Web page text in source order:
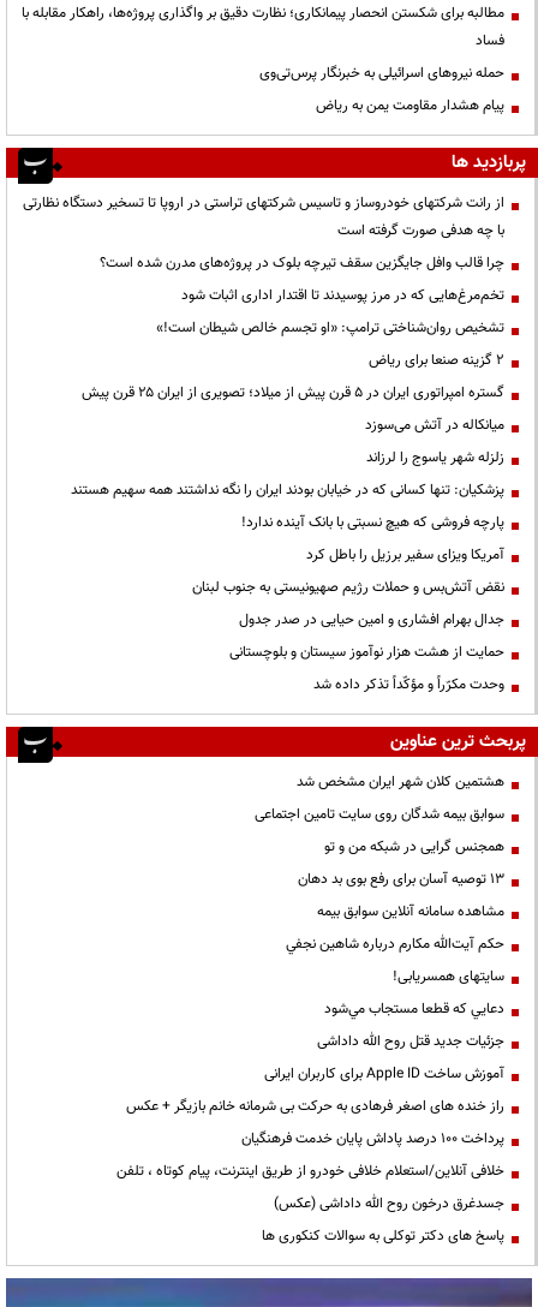
مطالبه برای شکستن انحصار پیمانکاری؛ نظارت دقیق بر واگذاری پروژه‌ها، راهکار مقابله با
فساد
حمله نیروهای اسرائیلی به خبرنگار پرس‌تی‌وی
پیام هشدار مقاومت یمن به ریاض
پربازدید ها
از رانت‌ شرکتهای خودروساز و تاسیس شرکتهای تراستی در اروپا تا تسخیر دستگاه نظارتی
با چه هدفی صورت گرفته است
چرا قالب وافل جایگزین سقف تیرچه بلوک در پروژه‌های مدرن شده است؟
تخم‌مرغ‌هایی که در مرز پوسیدند تا اقتدار اداری اثبات شود
تشخیص روان‌شناختی ترامپ: «او تجسم خالص شیطان است!»
۲ گزینه صنعا برای ریاض
گستره امپراتوری ایران در ۵ قرن پیش از میلاد؛ تصویری از ایران ۲۵ قرن پیش
میانکاله در آتش می‌سوزد
زلزله شهر یاسوج را لرزاند
پزشکیان: تنها کسانی که در خیابان بودند ایران را نگه نداشتند همه سهیم هستند
پارچه فروشی که هیچ نسبتی با بانک آینده ندارد!
آمریکا ویزای سفیر برزیل را باطل کرد
نقض آتش‌بس و حملات رژیم صهیونیستی به جنوب لبنان
جدال بهرام افشاری و امین حیایی در صدر جدول
حمایت از هشت هزار نوآموز سیستان و بلوچستانی
وحدت مکرّراً و مؤکّداً تذکر داده شد
پربحث ترین عناوین
هشتمین کلان شهر ایران مشخص شد
سوابق بیمه شدگان روی سایت تامین اجتماعی
همجنس گرایی در شبکه من و تو
13 توصیه آسان برای رفع بوی بد دهان
مشاهده سامانه آنلاين سوابق بیمه
حكم آيت‌الله مكارم درباره شاهين نجفي
سایتهای همسریابی!
دعايي كه قطعا مستجاب مي‌شود
جزئیات جدید قتل روح الله داداشی
آموزش ساخت Apple ID برای کاربران ایرانی
راز خنده های اصغر فرهادی به حرکت بی شرمانه خانم بازیگر + عکس
پرداخت ۱۰۰ درصد پاداش پایان خدمت فرهنگیان
خلافی آنلاین/استعلام خلافی خودرو از طریق اینترنت، پیام کوتاه ، تلفن
جسدغرق درخون روح الله داداشی (عکس)
پاسخ های دکتر توکلی به سوالات کنکوری ها